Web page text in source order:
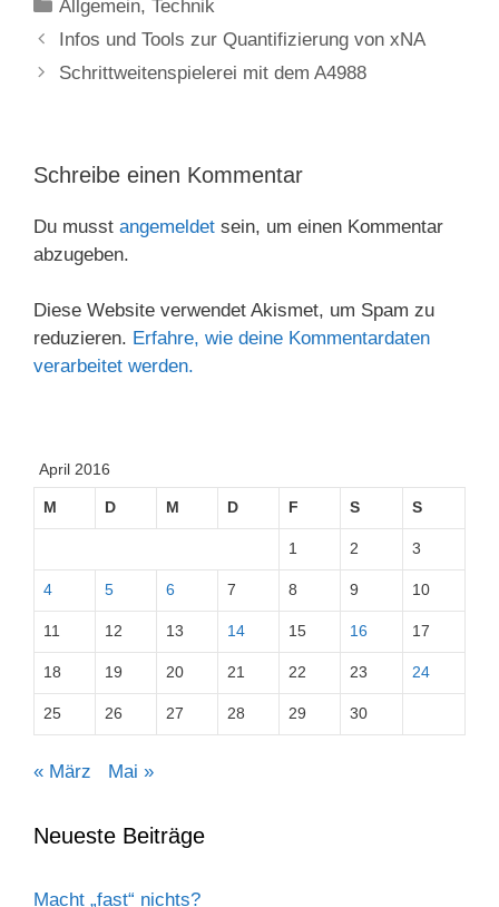
Allgemein,Technik
Infos und Tools zur Quantifizierung von xNA
Schrittweitenspielerei mit dem A4988
Schreibe einen Kommentar
Du musst angemeldet sein, um einen Kommentar
abzugeben.
Diese Website verwendet Akismet, um Spam zu
reduzieren. Erfahre, wie deine Kommentardaten
verarbeitet werden.
April 2016
M D M D F S S
1 2 3
4 5 6 7 8 9 10
11 12 13 14 15 16 17
18 19 20 21 22 23 24
25 26 27 28 29 30
« März Mai »
Neueste Beiträge
Macht „fast“ nichts?